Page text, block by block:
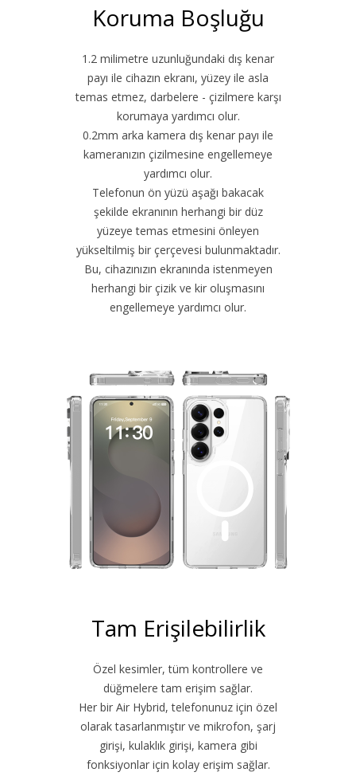
Koruma Boşluğu
1.2 milimetre uzunluğundaki dış kenar
payı ile cihazın ekranı, yüzey ile asla
temas etmez, darbelere - çizilmere karşı
korumaya yardımcı olur.
0.2mm arka kamera dış kenar payı ile
kameranızın çizilmesine engellemeye
yardımcı olur.
Telefonun ön yüzü aşağı bakacak
şekilde ekranının herhangi bir düz
yüzeye temas etmesini önleyen
yükseltilmiş bir çerçevesi bulunmaktadır.
Bu, cihazınızın ekranında istenmeyen
herhangi bir çizik ve kir oluşmasını
engellemeye yardımcı olur.
Tam Erişilebilirlik
Özel kesimler, tüm kontrollere ve
düğmelere tam erişim sağlar.
Her bir Air Hybrid, telefonunuz için özel
olarak tasarlanmıştır ve mikrofon, şarj
girişi, kulaklık girişi, kamera gibi
fonksiyonlar için kolay erişim sağlar.